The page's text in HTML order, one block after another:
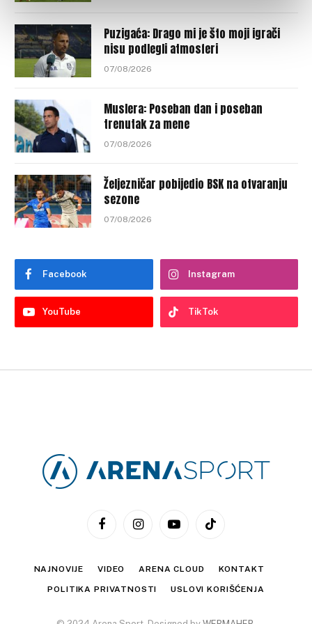
Puzigaća: Drago mi je što moji igrači
nisu podlegli atmosferi
07/08/2026
Muslera: Poseban dan i poseban
trenutak za mene
07/08/2026
Željezničar pobijedio BSK na otvaranju
sezone
07/08/2026
Facebook Instagram
YouTube TikTok
FacebookInstagramYouTubeTikTok
NAJNOVIJE VIDEO ARENA CLOUD KONTAKT
POLITIKA PRIVATNOSTI USLOVI KORIŠĆENJA